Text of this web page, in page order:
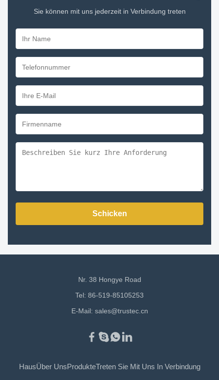
Sie können mit uns jederzeit in Verbindung treten
Schicken
Nr. 38 Hongye Road
Tel: 86-519-85105253
E-Mail: sales@trustec.cn
HausÜber UnsProdukteTreten Sie Mit Uns In Verbindung